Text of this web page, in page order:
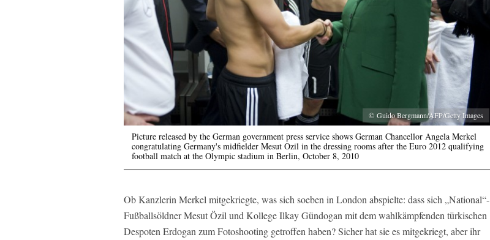
© Guido Bergmann/AFP/Getty Images
Picture released by the German government press service shows German Chancellor Angela Merkel
congratulating Germany's midfielder Mesut Ozil in the dressing rooms after the Euro 2012 qualifying
football match at the Olympic stadium in Berlin, October 8, 2010
Ob Kanzlerin Merkel mitgekriegte, was sich soeben in London abspielte: dass sich „National“-
Fußballsöldner Mesut Özil und Kollege Ilkay Gündogan mit dem wahlkämpfenden türkischen
Despoten Erdogan zum Fotoshooting getroffen haben? Sicher hat sie es mitgekriegt, aber ihr